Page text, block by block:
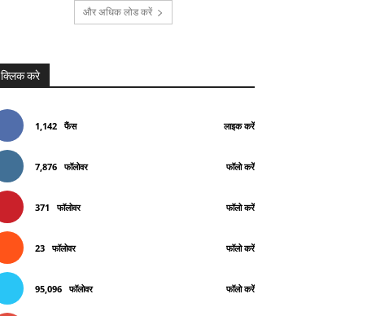
और अधिक लोड करें
क्लिक करे
1,142 फैंस लाइक करें
7,876 फॉलोवर फॉलो करें
371 फॉलोवर फॉलो करें
23 फॉलोवर फॉलो करें
95,096 फॉलोवर फॉलो करें